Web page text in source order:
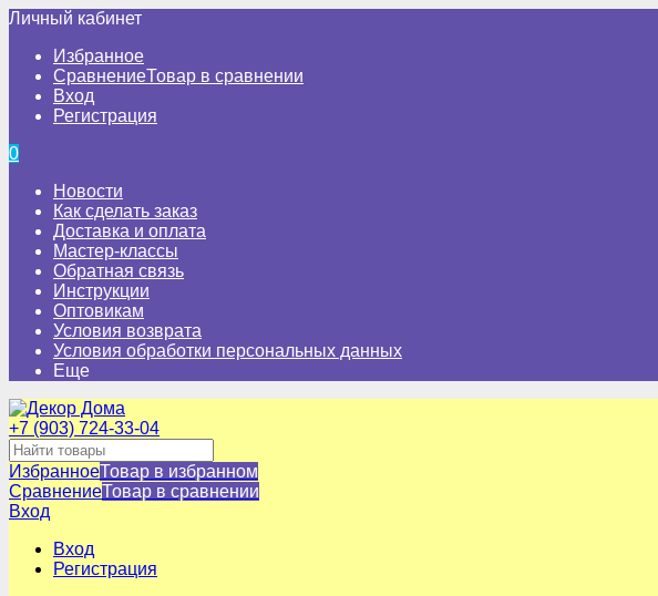
Личный кабинет
Избранное
СравнениеТовар в сравнении
Вход
Регистрация
0
Новости
Как сделать заказ
Доставка и оплата
Мастер-классы
Обратная связь
Инструкции
Оптовикам
Условия возврата
Условия обработки персональных данных
Еще
+7 (903) 724-33-04
ИзбранноеТовар в избранном
СравнениеТовар в сравнении
Вход
Вход
Регистрация